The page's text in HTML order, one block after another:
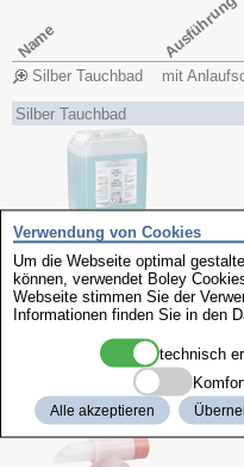
Name Ausführung
Silber Tauchbad mit
Silber Tauchbad
Name Ausführung
Silber Tauchbad mit
Verwendung von Cookies
Um die Webseite optimal
können, verwendet Boley
Webseite stimmen Sie der
Informationen finden Sie in den
technisch
Alle akzeptieren